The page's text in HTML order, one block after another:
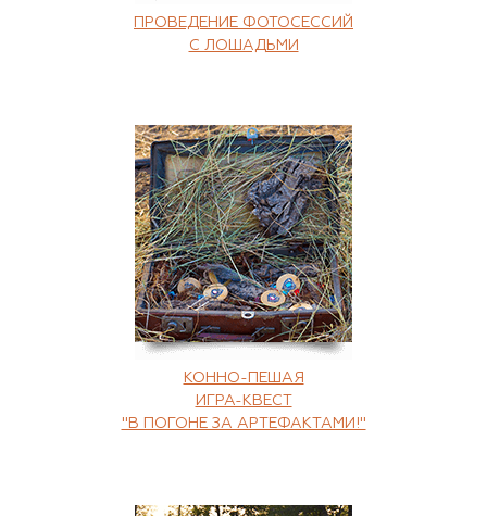
ПРОВЕДЕНИЕ ФОТОСЕССИЙ
С ЛОШАДЬМИ
КОННО-ПЕШАЯ
ИГРА-КВЕСТ
"В ПОГОНЕ ЗА АРТЕФАКТАМИ!"